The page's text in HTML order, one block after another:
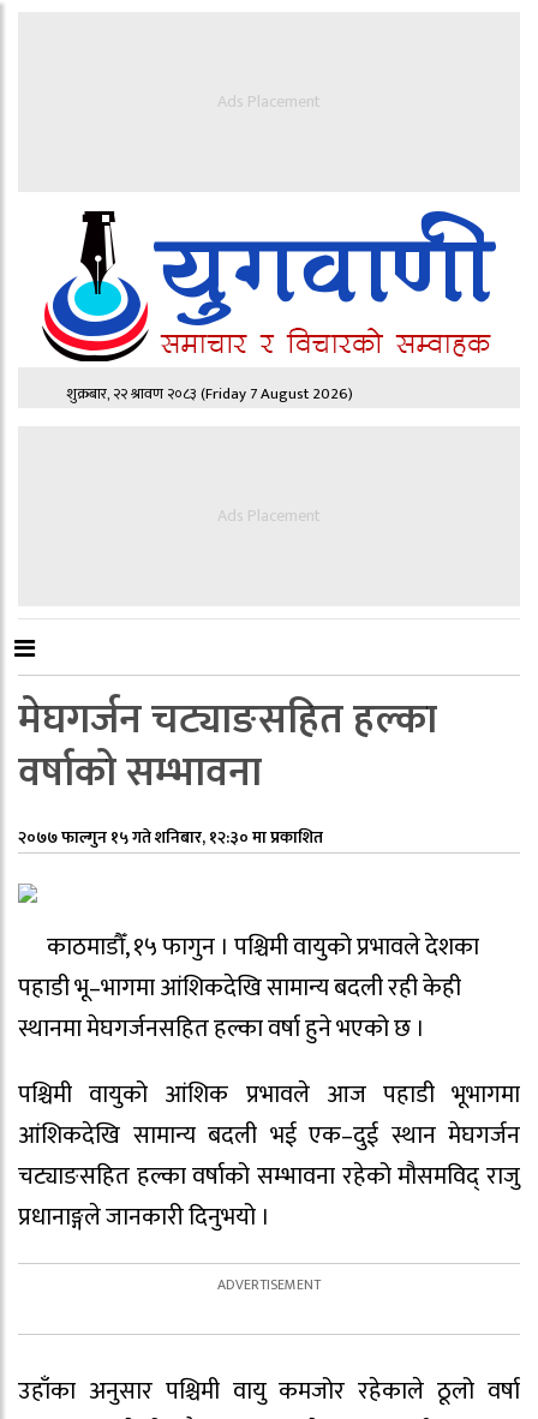
Ads Placement
शुक्रबार, २२ श्रावण २०८३(Friday 7 August 2026)
Ads Placement
मेघगर्जन चट्याङसहित हल्का
वर्षाको सम्भावना
२०७७ फाल्गुन १५ गते शनिबार, १२:३० मा प्रकाशित
काठमाडौँ, १५ फागुन । पश्चिमी वायुको प्रभावले देशका
पहाडी भू–भागमा आंशिकदेखि सामान्य बदली रही केही
स्थानमा मेघगर्जनसहित हल्का वर्षा हुने भएको छ ।
पश्चिमी वायुको आंशिक प्रभावले आज पहाडी भूभागमा
आंशिकदेखि सामान्य बदली भई एक–दुई स्थान मेघगर्जन
चट्याङसहित हल्का वर्षाको सम्भावना रहेको मौसमविद् राजु
प्रधानाङ्गले जानकारी दिनुभयो ।
उहाँका अनुसार पश्चिमी वायु कमजोर रहेकाले ठूलो वर्षा